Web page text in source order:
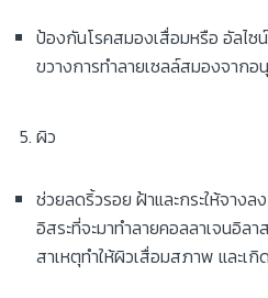
ป้องกันโรคสมองเสื่อมหรือ อัลไซน์
ขวางการทำลายเซลล์สมองจากอ
ผิว
ช่วยลดริ้วรอย ฝ้าและกระให้จางล
อิสระที่จะมาทำลายคอลลาเจนอิล
สาเหตุทำให้ผิวเสื่อมสภาพ และเ